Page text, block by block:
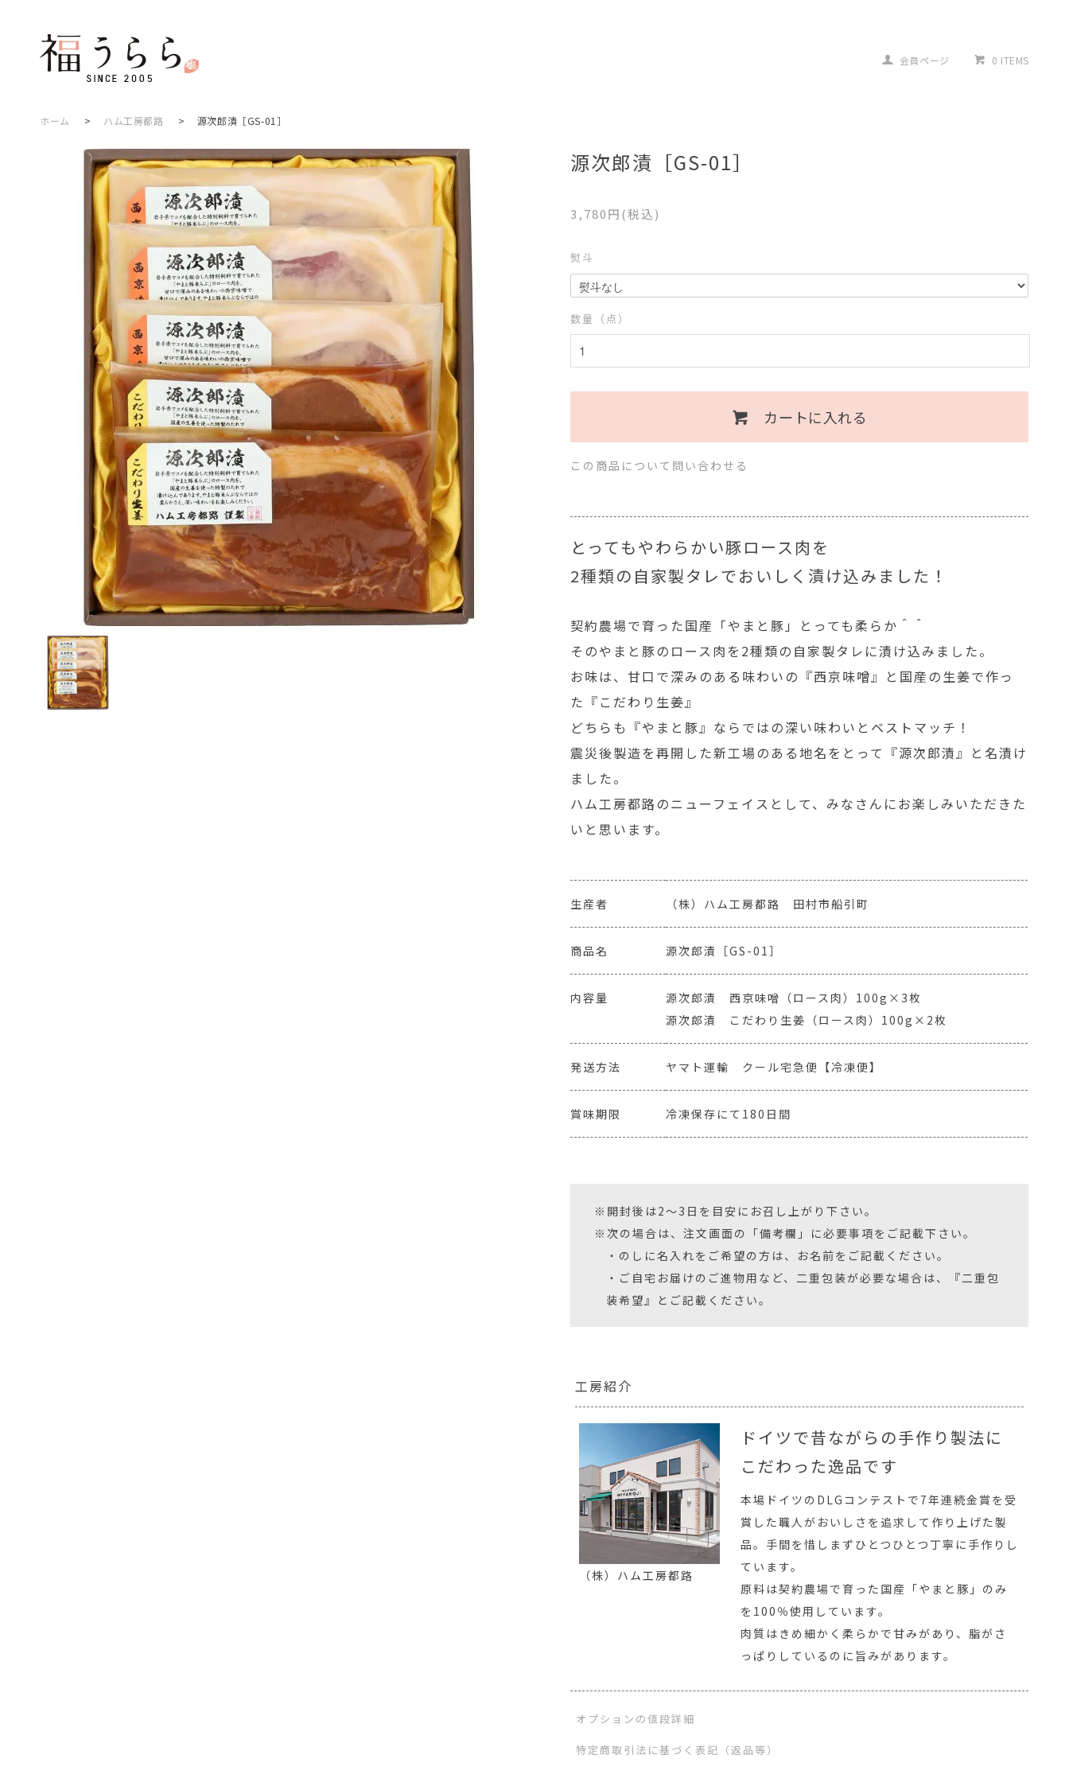
会員ページ 0 ITEMS
ホーム > ハム工房都路 > 源次郎漬［GS-01］
源次郎漬［GS-01］
3,780円(税込)
熨斗
数量（点）
カートに入れる
この商品について問い合わせる
とってもやわらかい豚ロース肉を
2種類の自家製タレでおいしく漬け込みました！
契約農場で育った国産「やまと豚」とっても柔らか＾＾
そのやまと豚のロース肉を2種類の自家製タレに漬け込みました。
お味は、甘口で深みのある味わいの『西京味噌』と国産の生姜で作っ
た『こだわり生姜』
どちらも『やまと豚』ならではの深い味わいとベストマッチ！
震災後製造を再開した新工場のある地名をとって『源次郎漬』と名漬け
ました。
ハム工房都路のニューフェイスとして、みなさんにお楽しみいただきた
いと思います。
生産者 （株）ハム工房都路 田村市船引町
商品名 源次郎漬［GS-01］
内容量
源次郎漬 西京味噌（ロース肉）100g×3枚
源次郎漬 こだわり生姜（ロース肉）100g×2枚
発送方法 ヤマト運輸 クール宅急便【冷凍便】
賞味期限 冷凍保存にて180日間
※開封後は2〜3日を目安にお召し上がり下さい。
※次の場合は、注文画面の「備考欄」に必要事項をご記載下さい。
・のしに名入れをご希望の方は、お名前をご記載ください。
・ご自宅お届けのご進物用など、二重包装が必要な場合は、『二重包
装希望』とご記載ください。
工房紹介
（株）ハム工房都路
ドイツで昔ながらの手作り製法に
こだわった逸品です
本場ドイツのDLGコンテストで7年連続金賞を受
賞した職人がおいしさを追求して作り上げた製
品。手間を惜しまずひとつひとつ丁寧に手作りし
ています。
原料は契約農場で育った国産「やまと豚」のみ
を100％使用しています。
肉質はきめ細かく柔らかで甘みがあり、脂がさ
っぱりしているのに旨みがあります。
オプションの値段詳細
特定商取引法に基づく表記（返品等）